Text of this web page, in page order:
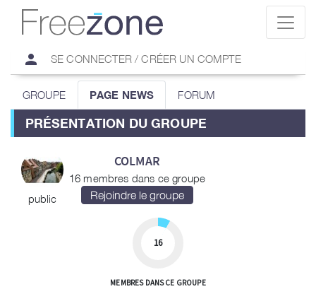
person SE CONNECTER / CRÉER UN COMPTE
GROUPE PAGE NEWS FORUM
PRÉSENTATION DU GROUPE
public
COLMAR
16 membres dans ce groupe
16
MEMBRES DANS CE GROUPE